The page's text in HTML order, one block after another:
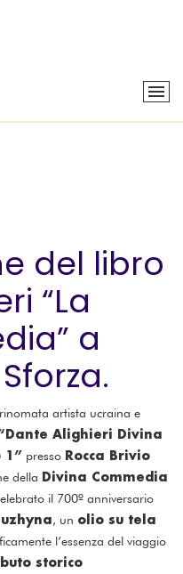
del libro
“La
a
artista ucraina e
Alighieri Divina
1” presso Rocca Brivio
della Divina Commedia
il 700º anniversario
, un olio su tela
l’essenza del viaggio
storico